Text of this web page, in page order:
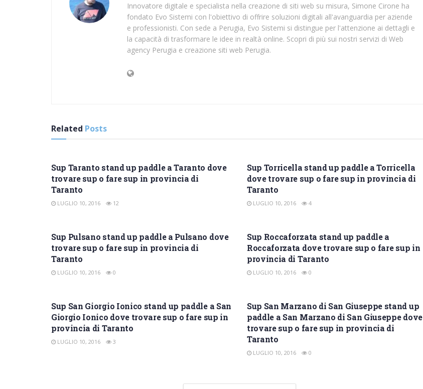
Innovatore digitale e specialista nella creazione di siti web su misura, Simone Cirone ha
fondato Evo Sistemi con l'obiettivo di offrire soluzioni digitali all'avanguardia per aziende
e professionisti. Con sede a Perugia, Evo Sistemi si distingue per l'attenzione ai dettagli e
la capacità di trasformare le idee in realtà online. Scopri di più sui nostri servizi di Web
agency Perugia e creazione siti web Perugia.
Related Posts
Sup Taranto stand up paddle a Taranto dove
trovare sup o fare sup in provincia di
Taranto
LUGLIO 10, 2016 12
Sup Torricella stand up paddle a Torricella
dove trovare sup o fare sup in provincia di
Taranto
LUGLIO 10, 2016 4
Sup Pulsano stand up paddle a Pulsano dove
trovare sup o fare sup in provincia di
Taranto
LUGLIO 10, 2016 0
Sup Roccaforzata stand up paddle a
Roccaforzata dove trovare sup o fare sup in
provincia di Taranto
LUGLIO 10, 2016 0
Sup San Giorgio Ionico stand up paddle a San
Giorgio Ionico dove trovare sup o fare sup in
provincia di Taranto
LUGLIO 10, 2016 3
Sup San Marzano di San Giuseppe stand up
paddle a San Marzano di San Giuseppe dove
trovare sup o fare sup in provincia di
Taranto
LUGLIO 10, 2016 0